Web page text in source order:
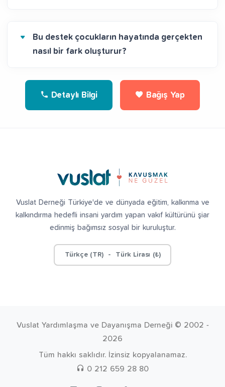
Bu destek çocukların hayatında gerçekten
nasıl bir fark oluşturur?
Detaylı Bilgi Bağış Yap
Vuslat Derneği Türkiye'de ve dünyada eğitim, kalkınma ve
kalkındırma hedefli insani yardım yapan vakıf kültürünü şiar
edinmiş bağımsız sosyal bir kuruluştur.
Türkçe (TR) - Türk Lirası (₺)
Vuslat Yardımlaşma ve Dayanışma Derneği © 2002 -
2026
Tüm hakkı saklıdır. İzinsiz kopyalanamaz.
0 212 659 28 80